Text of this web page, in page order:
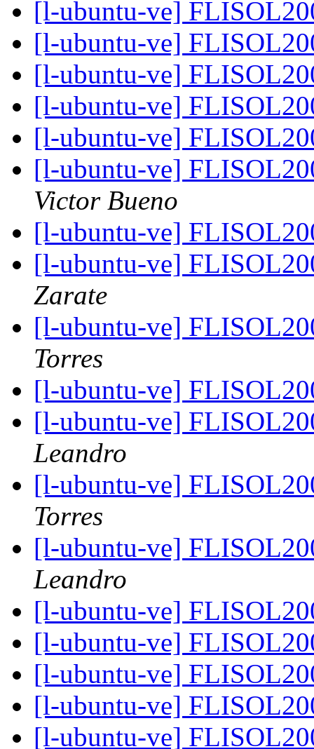
[l-ubuntu-ve]
[l-ubuntu-ve]
[l-ubuntu-ve]
[l-ubuntu-ve]
[l-ubuntu-ve]
[l-ubuntu-ve]
Victor Bueno
[l-ubuntu-ve]
[l-ubuntu-ve]
Zarate
[l-ubuntu-ve]
Torres
[l-ubuntu-ve]
[l-ubuntu-ve]
Leandro
[l-ubuntu-ve]
Torres
[l-ubuntu-ve]
Leandro
[l-ubuntu-ve]
[l-ubuntu-ve]
[l-ubuntu-ve]
[l-ubuntu-ve]
[l-ubuntu-ve]